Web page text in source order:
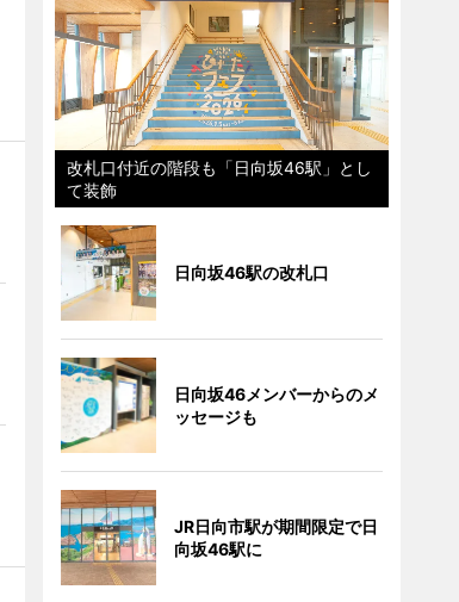
改札口付近の階段も「日向坂46駅」とし
て装飾
日向坂46駅の改札口
日向坂46メンバーからのメ
ッセージも
JR日向市駅が期間限定で日
向坂46駅に